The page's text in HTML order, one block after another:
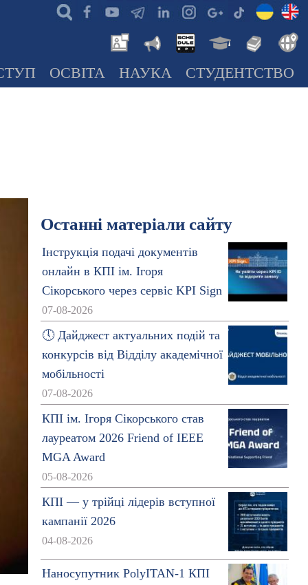
ОСВІТА НАУКА СТУДЕНТСТВО
Останні матеріали сайту
Інструкція подачі документів
онлайн в КПІ ім. Ігоря
Сікорського через сервіс KPI Sign
07-08-2026
🕔 Дайджест актуальних подій та
конкурсів від Відділу академічної
мобільності
07-08-2026
КПІ ім. Ігоря Сікорського став
лауреатом 2026 Friend of IEEE
MGA Award
05-08-2026
КПІ — у трійці лідерів вступної
кампанії 2026
04-08-2026
Наносупутник PolyITAN-1 КПІ